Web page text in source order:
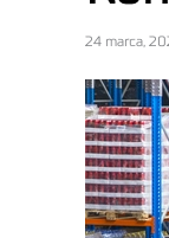
24 marca,